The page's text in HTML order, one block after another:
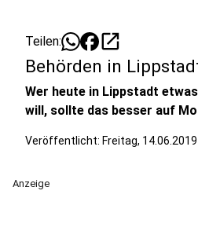
Teilen: open_in_new
Behörden in
Wer heute in Lippstadt
will, sollte das besser auf
Veröffentlicht: Freitag,
Anzeige